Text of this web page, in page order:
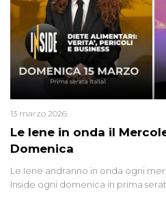
Le Iene in onda il
Domenica
13 marzo 2026
Le Iene andranno in onda ogni
Inside ogni domenica in prima